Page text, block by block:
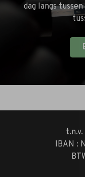
dag langs
IBAN :